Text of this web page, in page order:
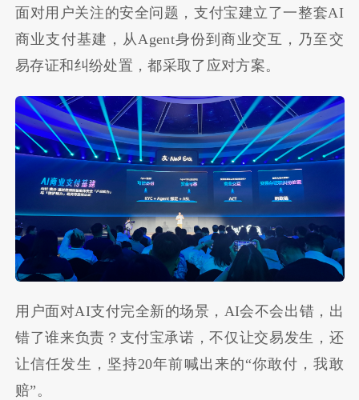
面对用户关注的安全问题，支付宝建立了一整套AI
商业支付基建，从Agent身份到商业交互，乃至交
易存证和纠纷处置，都采取了应对方案。
用户面对AI支付完全新的场景，AI会不会出错，出
错了谁来负责？支付宝承诺，不仅让交易发生，还
让信任发生，坚持20年前喊出来的“你敢付，我敢
赔”。